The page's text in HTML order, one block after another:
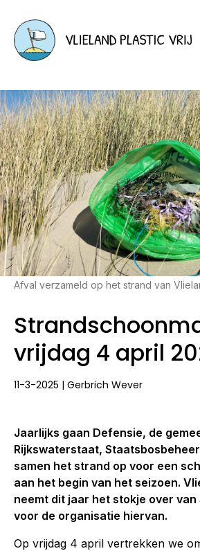
Afval verzameld op het strand van
vrijdag 4 april
11-3-2025 | Gerbrich Wever
Jaarlijks gaan Defensie, de
Rijkswaterstaat,
samen het strand op voor een
aan het begin van het seizoen.
neemt dit jaar het stokje over
voor de organisatie hiervan.
Op vrijdag 4 april vertrekken we